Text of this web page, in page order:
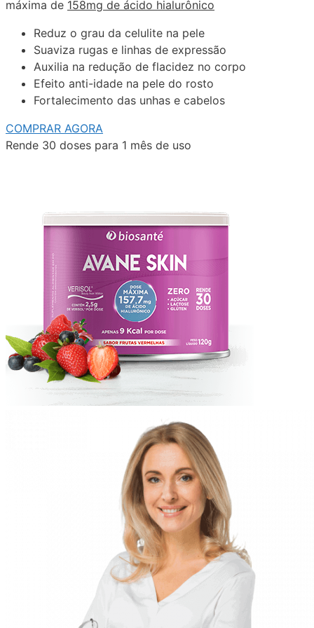
máxima de 158mg de ácido hialurônico
Reduz o grau da celulite na pele
Suaviza rugas e linhas de expressão
Auxilia na redução de flacidez no corpo
Efeito anti-idade na pele do rosto
Fortalecimento das unhas e cabelos
COMPRAR AGORA
Rende 30 doses para 1 mês de uso